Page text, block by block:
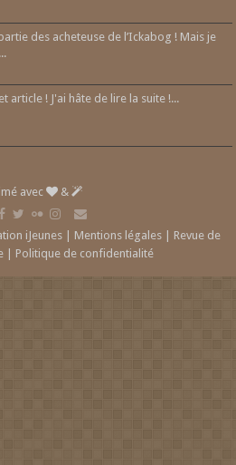
des acheteuse de l’Ickabog ! Mais je
article ! J'ai hâte de lire la suite !...
avec &
iJeunes | Mentions légales
Revue de
Politique de confidentialité